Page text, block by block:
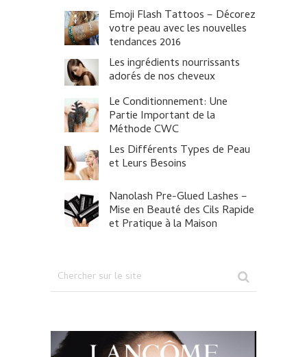
Emoji Flash Tattoos – Décorez
votre peau avec les nouvelles
tendances 2016
Les ingrédients nourrissants
adorés de nos cheveux
Le Conditionnement: Une
Partie Important de la
Méthode CWC
Les Différents Types de Peau
et Leurs Besoins
Nanolash Pre-Glued Lashes –
Mise en Beauté des Cils Rapide
et Pratique à la Maison